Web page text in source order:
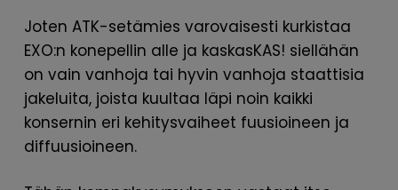
Joten ATK-setämies varovaisesti kurkistaa
EXO:n konepellin alle ja kaskasKAS! siellähän
on vain vanhoja tai hyvin vanhoja staattisia
jakeluita, joista kuultaa läpi noin kaikki
konsernin eri kehitysvaiheet fuusioineen ja
diffuusioineen.